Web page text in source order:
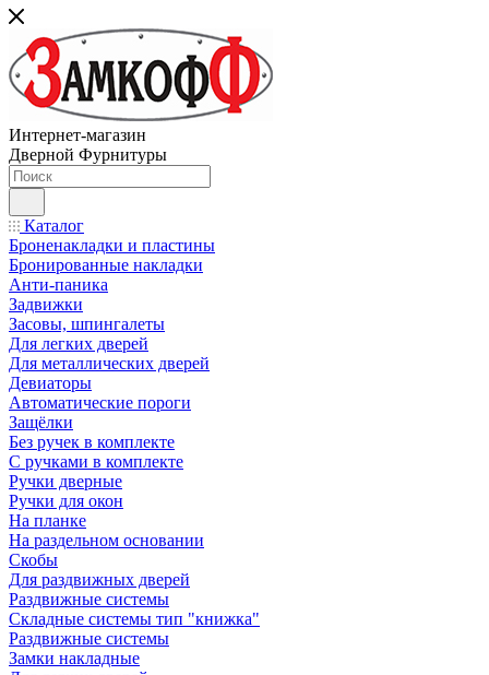
Интернет-магазин
Дверной Фурнитуры
Каталог
Броненакладки и пластины
Бронированные накладки
Анти-паника
Задвижки
Засовы, шпингалеты
Для легких дверей
Для металлических дверей
Девиаторы
Автоматические пороги
Защёлки
Без ручек в комплекте
С ручками в комплекте
Ручки дверные
Ручки для окон
На планке
На раздельном основании
Скобы
Для раздвижных дверей
Раздвижные системы
Складные системы тип "книжка"
Раздвижные системы
Замки накладные